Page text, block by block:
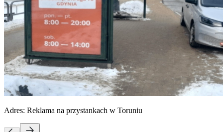
Adres: Reklama na przystankach w Toruniu